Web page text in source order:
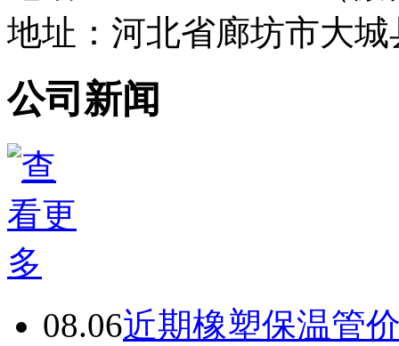
地址：河北省廊坊市大
公司新闻
08.06近期橡塑保温管